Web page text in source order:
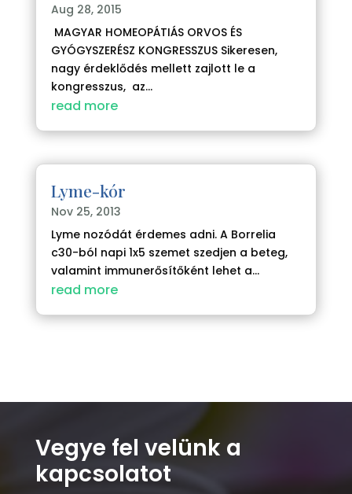
Aug 28, 2015
MAGYAR HOMEOPÁTIÁS ORVOS ÉS
GYÓGYSZERÉSZ KONGRESSZUS Sikeresen,
nagy érdeklődés mellett zajlott le a
kongresszus, az...
read more
Lyme-kór
Nov 25, 2013
Lyme nozódát érdemes adni. A Borrelia
c30-ból napi 1x5 szemet szedjen a beteg,
valamint immunerősítőként lehet a...
read more
Vegye fel velünk a
kapcsolatot